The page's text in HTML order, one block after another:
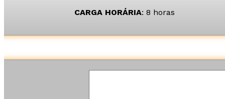
CARGA HORÁRIA: 8 horas